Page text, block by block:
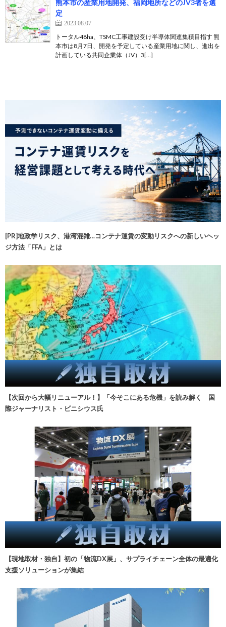
熊本市の産業用地開発、福岡地所などのJV3者を選
定
2023.08.07
トータル48ha、TSMC工事建設受け半導体関連集積目指す 熊
本市は8月7日、開発を予定している産業用地に関し、進出を
計画している共同企業体（JV）3[…]
[PR]地政学リスク、港湾混雑…コンテナ運賃の変動リスクへの新しいヘッ
ジ方法「FFA」とは
【次回から大幅リニューアル！】「今そこにある危機」を読み解く 国
際ジャーナリスト・ビニシウス氏
【現地取材・独自】初の「物流DX展」、サプライチェーン全体の最適化
支援ソリューションが集結